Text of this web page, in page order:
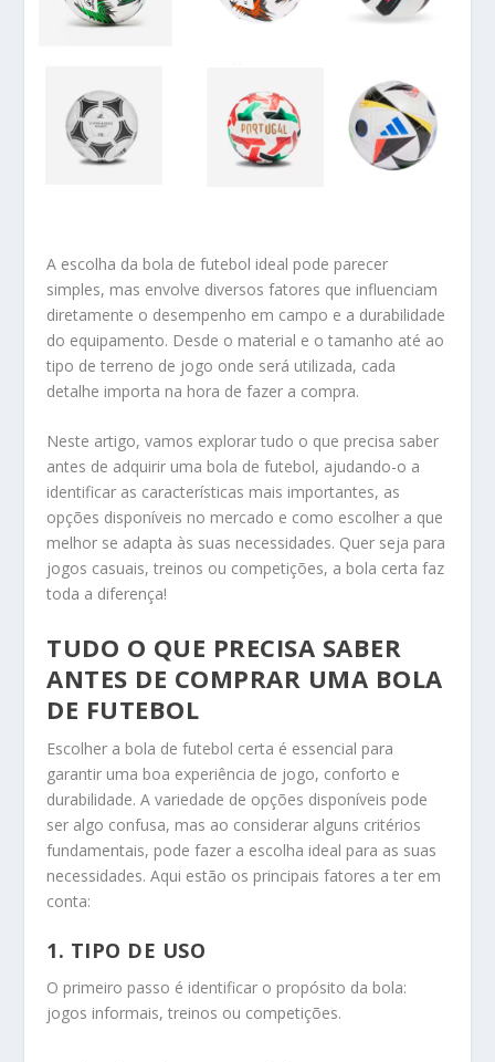
A escolha da bola de futebol ideal pode parecer
simples, mas envolve diversos fatores que influenciam
diretamente o desempenho em campo e a durabilidade
do equipamento. Desde o material e o tamanho até ao
tipo de terreno de jogo onde será utilizada, cada
detalhe importa na hora de fazer a compra.
Neste artigo, vamos explorar tudo o que precisa saber
antes de adquirir uma bola de futebol, ajudando-o a
identificar as características mais importantes, as
opções disponíveis no mercado e como escolher a que
melhor se adapta às suas necessidades. Quer seja para
jogos casuais, treinos ou competições, a bola certa faz
toda a diferença!
TUDO O QUE PRECISA SABER
ANTES DE COMPRAR UMA BOLA
DE FUTEBOL
Escolher a bola de futebol certa é essencial para
garantir uma boa experiência de jogo, conforto e
durabilidade. A variedade de opções disponíveis pode
ser algo confusa, mas ao considerar alguns critérios
fundamentais, pode fazer a escolha ideal para as suas
necessidades. Aqui estão os principais fatores a ter em
conta:
1. TIPO DE USO
O primeiro passo é identificar o propósito da bola:
jogos informais, treinos ou competições.